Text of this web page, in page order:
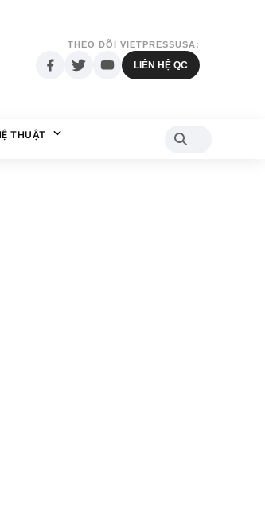
THEO DÕI VIETPRESSUSA:
LIÊN HỆ QC
THUẬT